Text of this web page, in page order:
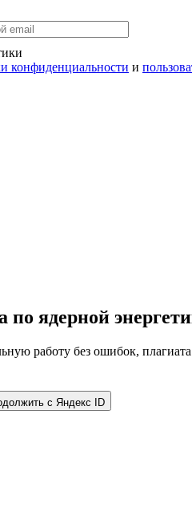
конфиденциальности и
по ядерной
работу без ошибок,
с Яндекс ID